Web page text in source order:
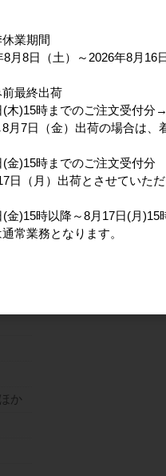
か
業期間
8月8日（土）～2026年8月16
最終出荷
(木)15時までのご注文受付分
月7日（金）出荷の場合は、
(金)15時までのご注文受付分
日（月）出荷とさせていただ
(金)15時以降～8月17日(月
常業務となります。